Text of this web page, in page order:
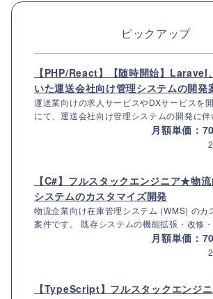
ピックアップ
【PHP/React】【随時開始】Laravel
いた運送会社向け管理システムの開発
運送業向けの求人サービスやDXサービスを
にて、運送会社向け管理システムの開発に伴
月額単価：
【C#】フルスタックエンジニア★物
システムのカスタマイズ開発
物流企業向け在庫管理システム (WMS) のカ
案件です。 既存システムの機能拡張・改修
月額単価：
【TypeScript】フルスタックエン